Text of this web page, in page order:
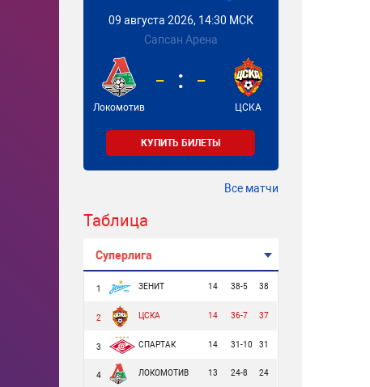
09 августа 2026, 14:30 МСК
Сапсан Арена
Локомотив
- -
ЦСКА
КУПИТЬ БИЛЕТЫ
Все матчи
Таблица
Суперлига
1 ЗЕНИТ 14 38-5 38
2 ЦСКА 14 36-7 37
3 СПАРТАК 14 31-10 31
4 ЛОКОМОТИВ 13 24-8 24